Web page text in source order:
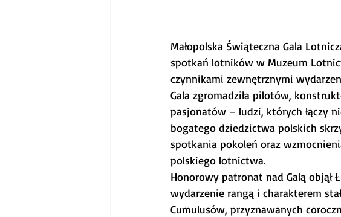
Małopolska Świąteczna Gala
spotkań lotników w Muzeum
czynnikami zewnętrznymi
Gala zgromadziła pilotów,
pasjonatów – ludzi, których łączy
bogatego dziedzictwa polskich
spotkania pokoleń oraz
polskiego lotnictwa.
Honorowy patronat nad Galą objął
wydarzenie rangą i charakterem
Cumulusów, przyznawanych